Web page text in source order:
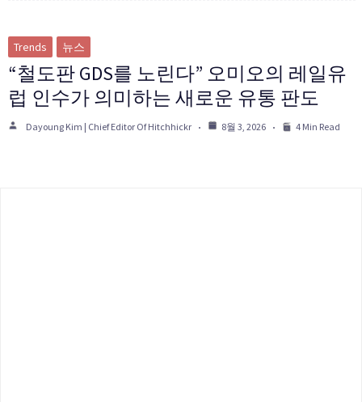
Trends 뉴스
“철도판 GDS를 노린다” 오미오의 레일유
럽 인수가 의미하는 새로운 유통 판도
Dayoung Kim | Chief Editor Of Hitchhickr 8월 3, 2026 4 Min Read